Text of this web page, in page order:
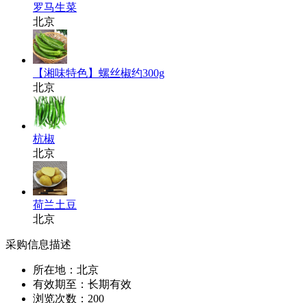
罗马生菜
北京
【湘味特色】螺丝椒约300g
北京
杭椒
北京
荷兰土豆
北京
采购信息描述
所在地：北京
有效期至：长期有效
浏览次数： 200